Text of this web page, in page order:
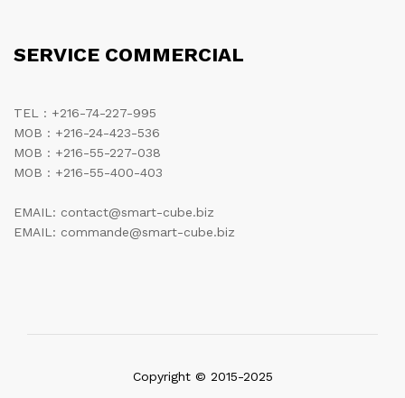
SERVICE COMMERCIAL
TEL : +216-74-227-995
MOB : +216-24-423-536
MOB : +216-55-227-038
MOB : +216-55-400-403
EMAIL: contact@smart-cube.biz
EMAIL: commande@smart-cube.biz
Copyright © 2015-2025